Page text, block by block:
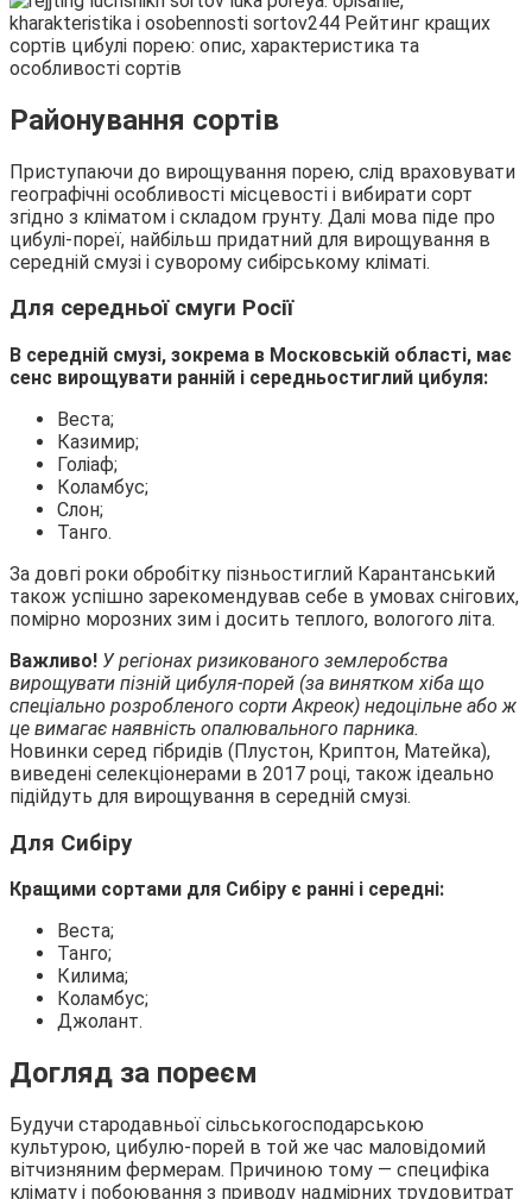
Районування сортів
Приступаючи до вирощування порею, слід враховувати
географічні особливості місцевості і вибирати сорт
згідно з кліматом і складом грунту. Далі мова піде про
цибулі-пореї, найбільш придатний для вирощування в
середній смузі і суворому сибірському кліматі.
Для середньої смуги Росії
В середній смузі, зокрема в Московській області, має
сенс вирощувати ранній і середньостиглий цибуля:
Веста;
Казимир;
Голіаф;
Коламбус;
Слон;
Танго.
За довгі роки обробітку пізньостиглий Карантанський
також успішно зарекомендував себе в умовах снігових,
помірно морозних зим і досить теплого, вологого літа.
Важливо! У регіонах ризикованого землеробства
вирощувати пізній цибуля-порей (за винятком хіба що
спеціально розробленого сорти Акреок) недоцільне або ж
це вимагає наявність опалювального парника.
Новинки серед гібридів (Плустон, Криптон, Матейка),
виведені селекціонерами в 2017 році, також ідеально
підійдуть для вирощування в середній смузі.
Для Сибіру
Кращими сортами для Сибіру є ранні і середні:
Веста;
Танго;
Килима;
Коламбус;
Джолант.
Догляд за пореєм
Будучи стародавньої сільськогосподарською
культурою, цибулю-порей в той же час маловідомий
вітчизняним фермерам. Причиною тому — специфіка
клімату і побоювання з приводу надмірних трудовитрат